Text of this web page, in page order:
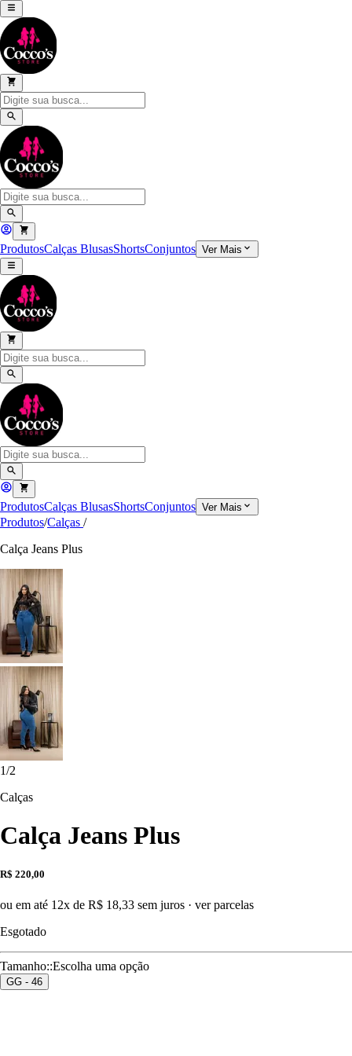
ProdutosCalças BlusasShortsConjuntos Ver Mais
ProdutosCalças BlusasShortsConjuntos Ver Mais
Produtos/Calças /
Calça Jeans Plus
1/2
Calças
Calça Jeans Plus
R$ 220,00
ou em até 12x de R$ 18,33 sem juros · ver parcelas
Esgotado
Tamanho::Escolha uma opção
GG - 46